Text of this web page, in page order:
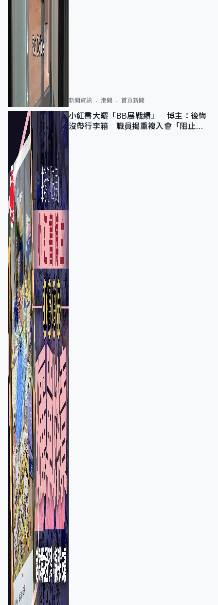
新聞資訊 港聞 首頁新聞
小紅書大曬「BB展戰績」 博主：後悔
沒帶行李箱 職員揭重複入會「阻止唔